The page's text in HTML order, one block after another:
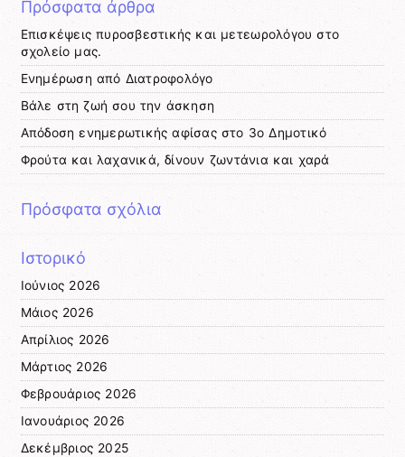
Πρόσφατα άρθρα
Επισκέψεις πυροσβεστικής και μετεωρολόγου στο
σχολείο μας.
Ενημέρωση από Διατροφολόγο
Βάλε στη ζωή σου την άσκηση
Απόδοση ενημερωτικής αφίσας στο 3ο Δημοτικό
Φρούτα και λαχανικά, δίνουν ζωντάνια και χαρά
Πρόσφατα σχόλια
Ιστορικό
Ιούνιος 2026
Μάιος 2026
Απρίλιος 2026
Μάρτιος 2026
Φεβρουάριος 2026
Ιανουάριος 2026
Δεκέμβριος 2025